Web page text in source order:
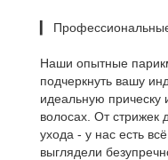
▎
Наши опытные
подчеркнуть вашу
идеальную прическу
волосах. От стрижек
ухода - у нас есть
выглядели